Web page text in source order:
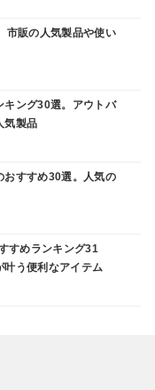
市販の人気製品や使い
キング30選。アウトバ
気製品
おすすめ30選。人気の
すめランキング31
叶う便利なアイテム